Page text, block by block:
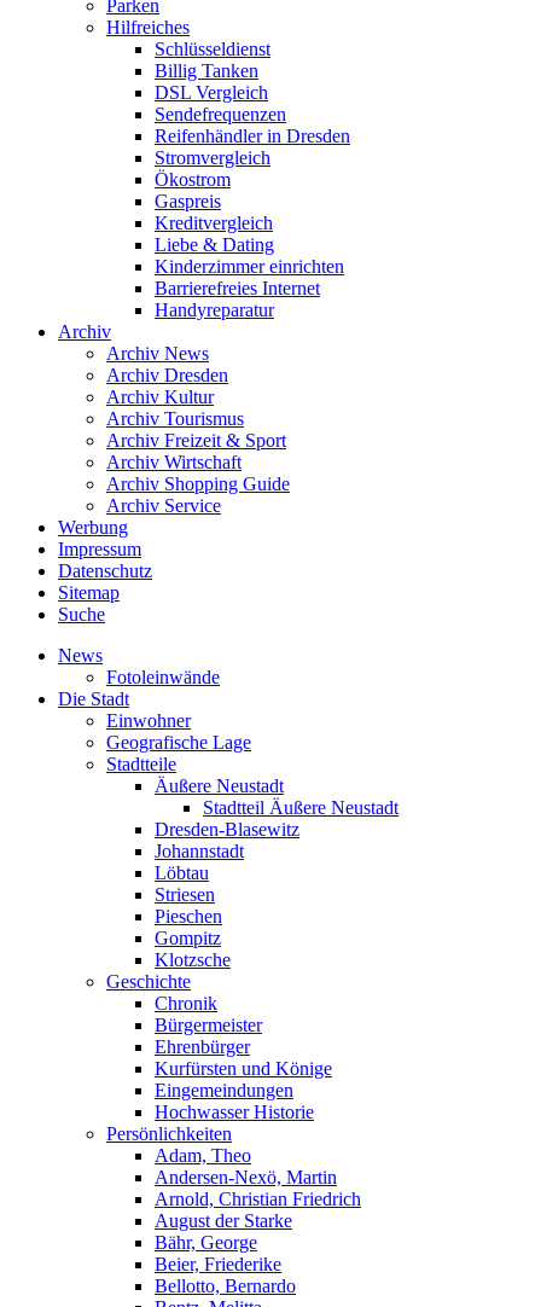
Parken
Hilfreiches
Schlüsseldienst
Billig Tanken
DSL Vergleich
Sendefrequenzen
Reifenhändler in Dresden
Stromvergleich
Ökostrom
Gaspreis
Kreditvergleich
Liebe & Dating
Kinderzimmer einrichten
Barrierefreies Internet
Handyreparatur
Archiv
Archiv News
Archiv Dresden
Archiv Kultur
Archiv Tourismus
Archiv Freizeit & Sport
Archiv Wirtschaft
Archiv Shopping Guide
Archiv Service
Werbung
Impressum
Datenschutz
Sitemap
Suche
News
Fotoleinwände
Die Stadt
Einwohner
Geografische Lage
Stadtteile
Äußere Neustadt
Stadtteil Äußere Neustadt
Dresden-Blasewitz
Johannstadt
Löbtau
Striesen
Pieschen
Gompitz
Klotzsche
Geschichte
Chronik
Bürgermeister
Ehrenbürger
Kurfürsten und Könige
Eingemeindungen
Hochwasser Historie
Persönlichkeiten
Adam, Theo
Andersen-Nexö, Martin
Arnold, Christian Friedrich
August der Starke
Bähr, George
Beier, Friederike
Bellotto, Bernardo